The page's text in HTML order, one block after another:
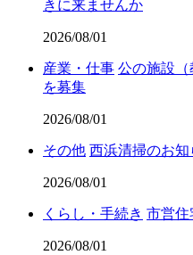
きに来ませんか
2026/08/01
産業・仕事 公の施設
を募集
2026/08/01
その他 西浜清掃のお知
2026/08/01
くらし・手続き 市営住
2026/08/01